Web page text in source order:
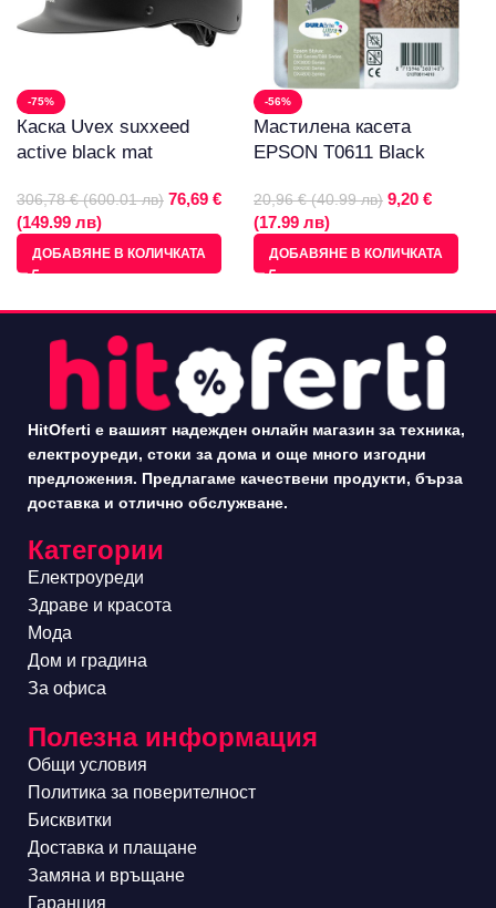
-75%
Каска Uvex suxxeed
active black mat
306,78 € (600.01 лв) 76,69 €
(149.99 лв)
ДОБАВЯНЕ В КОЛИЧКАТА
-56%
Мастилена касета
EPSON T0611 Black
20,96 € (40.99 лв) 9,20 €
(17.99 лв)
ДОБАВЯНЕ В КОЛИЧКАТА
HitOferti е вашият надежден онлайн магазин за техника,
електроуреди, стоки за дома и още много изгодни
предложения. Предлагаме качествени продукти, бърза
доставка и отлично обслужване.
Категории
Електроуреди
Здраве и красота
Мода
Дом и градина
За офиса
Полезна информация
Общи условия
Политика за поверителност
Бисквитки
Доставка и плащане
Замяна и връщане
Гаранция